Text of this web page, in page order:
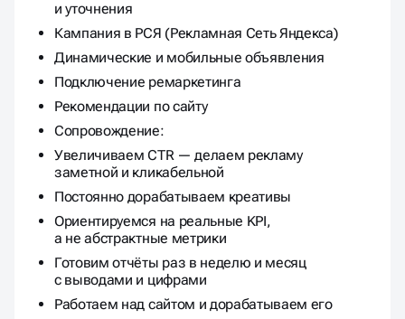
и уточнения
Кампания в РСЯ (Рекламная Сеть Яндекса)
Динамические и мобильные объявления
Подключение ремаркетинга
Рекомендации по сайту
Сопровождение:
Увеличиваем CTR — делаем рекламу
заметной и кликабельной
Постоянно дорабатываем креативы
Ориентируемся на реальные KPI,
а не абстрактные метрики
Готовим отчёты раз в неделю и месяц
с выводами и цифрами
Работаем над сайтом и дорабатываем его